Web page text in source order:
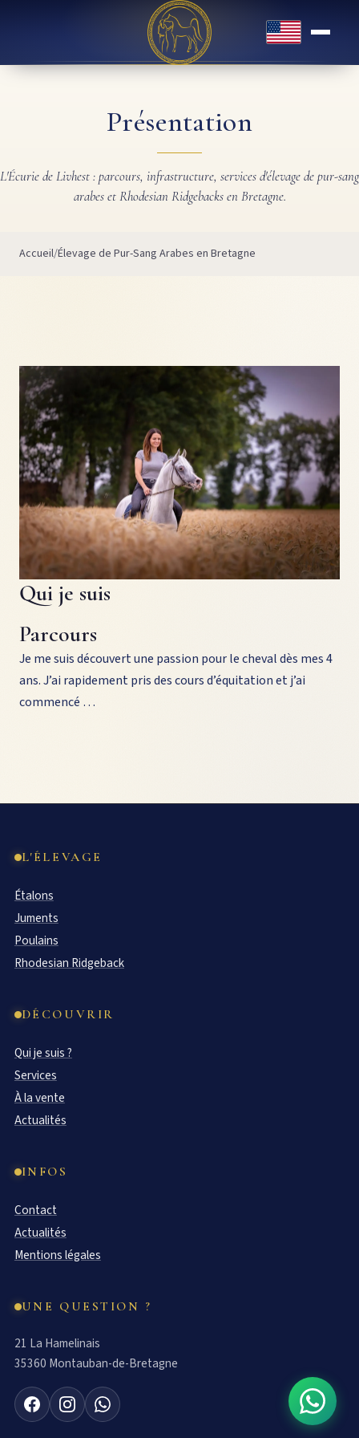
English
Présentation
L'Écurie de Livhest : parcours, infrastructure, services d'élevage de pur-sang
arabes et Rhodesian Ridgebacks en Bretagne.
Accueil Élevage de Pur-Sang Arabes en Bretagne
Qui je suis
Parcours
Je me suis découvert une passion pour le cheval dès mes 4
ans. J’ai rapidement pris des cours d’équitation et j’ai
commencé …
L'ÉLEVAGE
Étalons
Juments
Poulains
Rhodesian Ridgeback
DÉCOUVRIR
Qui je suis ?
Services
À la vente
Actualités
INFOS
Contact
Actualités
Mentions légales
UNE QUESTION ?
21 La Hamelinais
35360 Montauban-de-Bretagne